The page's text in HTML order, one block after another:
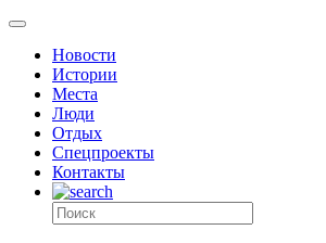
Новости
Истории
Места
Люди
Отдых
Спецпроекты
Контакты